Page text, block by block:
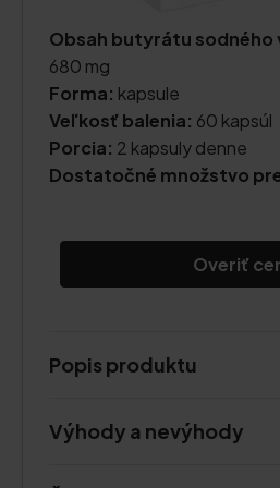
Obsah butyrátu sodného
680 mg
Forma: kapsule
Veľkosť balenia: 60 kapsúl
Porcia: 2 kapsuly denne
Dostatočné množstvo
Overiť
Popis produktu
Výhody a nevýhody